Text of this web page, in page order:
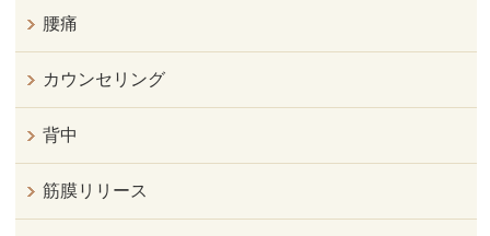
腰痛
カウンセリング
背中
筋膜リリース